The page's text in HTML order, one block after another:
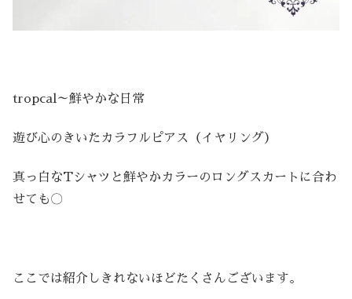
tropcal～鮮やかな日常
遊び心のきいたカラフルピアス（イヤリング）
真っ白なTシャツと鮮やかカラーのロングスカートに合わ
せても〇
ここでは紹介しきれないほどたくさんございます。